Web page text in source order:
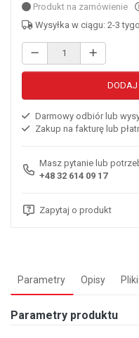
Produkt na zamówienie
Wysyłka w ciągu: 2-3
DODAJ
Darmowy odbiór lub
Zakup na fakturę lub
Masz pytanie lub
+48 32 614 09 17
Zapytaj o produkt
Parametry Opisy Pliki
Parametry produktu